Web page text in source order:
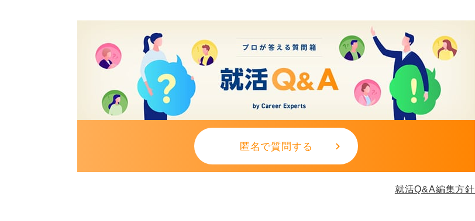
匿名で質問する
就活Q&A編集方針